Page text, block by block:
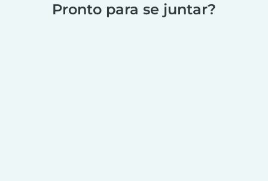
Pronto para se juntar?